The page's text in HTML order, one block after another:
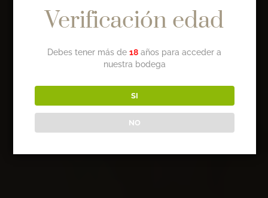
TIENDA ONLINE
Vinos, cosméticos y regalos con el sello de
calidad Torremilanos
Verificación edad
Debes tener más de18 años para acceder a
nuestra bodega
SI
NO